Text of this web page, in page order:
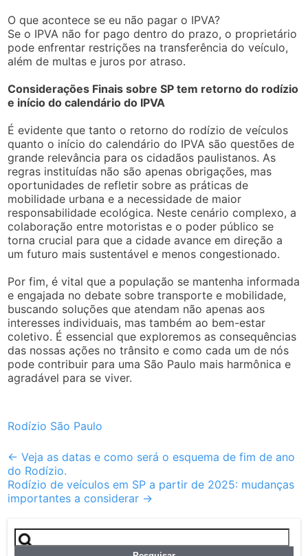
O que acontece se eu não pagar o IPVA?
Se o IPVA não for pago dentro do prazo, o proprietário
pode enfrentar restrições na transferência do veículo,
além de multas e juros por atraso.
Considerações Finais sobre SP tem retorno do rodízio
e início do calendário do IPVA
É evidente que tanto o retorno do rodízio de veículos
quanto o início do calendário do IPVA são questões de
grande relevância para os cidadãos paulistanos. As
regras instituídas não são apenas obrigações, mas
oportunidades de refletir sobre as práticas de
mobilidade urbana e a necessidade de maior
responsabilidade ecológica. Neste cenário complexo, a
colaboração entre motoristas e o poder público se
torna crucial para que a cidade avance em direção a
um futuro mais sustentável e menos congestionado.
Por fim, é vital que a população se mantenha informada
e engajada no debate sobre transporte e mobilidade,
buscando soluções que atendam não apenas aos
interesses individuais, mas também ao bem-estar
coletivo. É essencial que exploremos as consequências
das nossas ações no trânsito e como cada um de nós
pode contribuir para uma São Paulo mais harmônica e
agradável para se viver.
Rodízio São Paulo
Post
navigation
← Veja as datas e como será o esquema de fim de ano
do Rodízio.
Rodízio de veículos em SP a partir de 2025: mudanças
importantes a considerar →
Pesquisar
por: